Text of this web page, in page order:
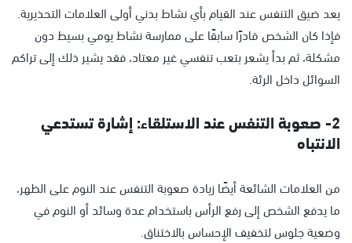
يعد ضيق التنفس عند القيام بأي نشاط بدني أولى العلامات التحذيرية.
فإذا كان الشخص قادرًا سابقًا على ممارسة نشاط يومي بسيط دون
مشكلة، ثم بدأ يشعر بتعب تنفسي غير معتاد، فقد يشير ذلك إلى تراكم
السوائل داخل الرئة.
2- صعوبة التنفس عند الاستلقاء: إشارة تستدعي
الانتباه
من العلامات الشائعة أيضًا زيادة صعوبة التنفس عند النوم على الظهر،
ما يدفع الشخص إلى رفع الرأس باستخدام عدة وسائد أو النوم في
وضعية جلوس لتخفيف الإحساس بالاختناق.